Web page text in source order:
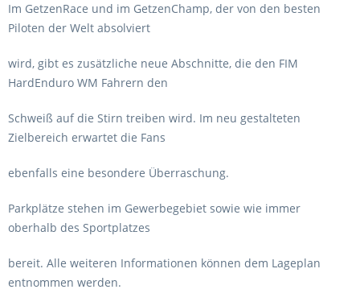
Im GetzenRace und im GetzenChamp, der von den besten
Piloten der Welt absolviert
wird, gibt es zusätzliche neue Abschnitte, die den FIM
HardEnduro WM Fahrern den
Schweiß auf die Stirn treiben wird. Im neu gestalteten
Zielbereich erwartet die Fans
ebenfalls eine besondere Überraschung.
Parkplätze stehen im Gewerbegebiet sowie wie immer
oberhalb des Sportplatzes
bereit. Alle weiteren Informationen können dem Lageplan
entnommen werden.